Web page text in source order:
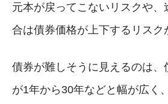
元本が戻ってこないリスクや、
合は債券価格が上下するリスク
債券が難しそうに見えるのは、
が1年から30年などと幅が広く